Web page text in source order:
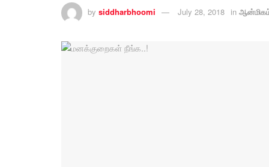
by siddharbhoomi July 28, 2018 in